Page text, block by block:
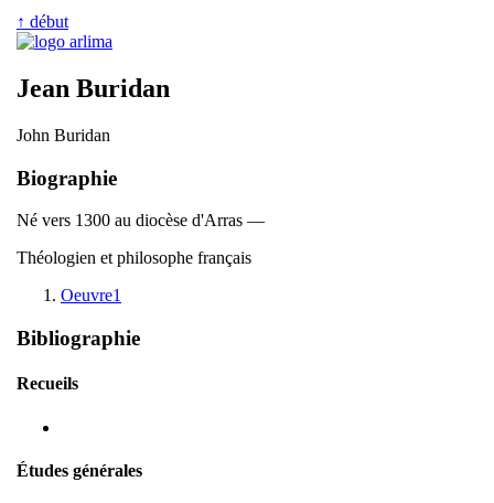
↑ début
Jean Buridan
John Buridan
Biographie
Né vers 1300 au diocèse d'Arras —
Théologien et philosophe français
Oeuvre1
Bibliographie
Recueils
Études générales